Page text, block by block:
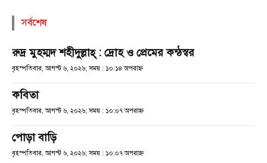
সর্বশেষ
রুদ্র মুহম্মদ শহীদুল্লাহ্ : দ্রোহ ও প্রেমের কন্ঠস্বর
বৃহস্পতিবার, আগস্ট ৬, ২০২৬; সময় : ১০:১৪ অপরাহ্ণ
কবিতা
বৃহস্পতিবার, আগস্ট ৬, ২০২৬; সময় : ১০:০৭ অপরাহ্ণ
পোড়া বাড়ি
বৃহস্পতিবার, আগস্ট ৬, ২০২৬; সময় : ১০:০৭ অপরাহ্ণ